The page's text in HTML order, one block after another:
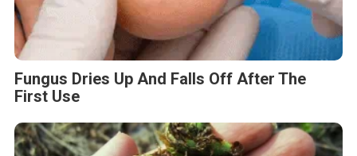
Fungus Dries Up And Falls Off After The
First Use